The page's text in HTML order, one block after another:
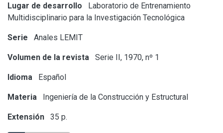
Lugar de desarrollo
Laboratorio de Entrenamiento
Multidisciplinario para la Investigación Tecnológica
Serie Anales LEMIT
Volumen de la revista Serie II, 1970, nº 1
Idioma Español
Materia Ingeniería de la Construcción y Estructural
Extensión 35 p.